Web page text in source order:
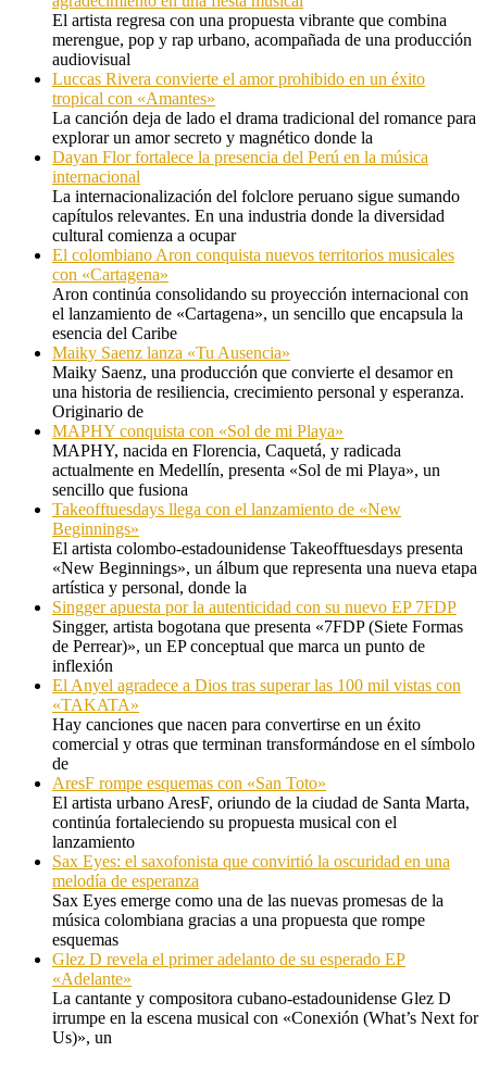
El artista regresa con una propuesta vibrante que combina
merengue, pop y rap urbano, acompañada de una producción
audiovisual
Luccas Rivera convierte el amor prohibido en un éxito
tropical con «Amantes»
La canción deja de lado el drama tradicional del romance para
explorar un amor secreto y magnético donde la
Dayan Flor fortalece la presencia del Perú en la música
internacional
La internacionalización del folclore peruano sigue sumando
capítulos relevantes. En una industria donde la diversidad
cultural comienza a ocupar
El colombiano Aron conquista nuevos territorios musicales
con «Cartagena»
Aron continúa consolidando su proyección internacional con
el lanzamiento de «Cartagena», un sencillo que encapsula la
esencia del Caribe
Maiky Saenz lanza «Tu Ausencia»
Maiky Saenz, una producción que convierte el desamor en
una historia de resiliencia, crecimiento personal y esperanza.
Originario de
MAPHY conquista con «Sol de mi Playa»
MAPHY, nacida en Florencia, Caquetá, y radicada
actualmente en Medellín, presenta «Sol de mi Playa», un
sencillo que fusiona
Takeofftuesdays llega con el lanzamiento de «New
Beginnings»
El artista colombo-estadounidense Takeofftuesdays presenta
«New Beginnings», un álbum que representa una nueva etapa
artística y personal, donde la
Singger apuesta por la autenticidad con su nuevo EP 7FDP
Singger, artista bogotana que presenta «7FDP (Siete Formas
de Perrear)», un EP conceptual que marca un punto de
inflexión
El Anyel agradece a Dios tras superar las 100 mil vistas con
«TAKATA»
Hay canciones que nacen para convertirse en un éxito
comercial y otras que terminan transformándose en el símbolo
de
AresF rompe esquemas con «San Toto»
El artista urbano AresF, oriundo de la ciudad de Santa Marta,
continúa fortaleciendo su propuesta musical con el
lanzamiento
Sax Eyes: el saxofonista que convirtió la oscuridad en una
melodía de esperanza
Sax Eyes emerge como una de las nuevas promesas de la
música colombiana gracias a una propuesta que rompe
esquemas
Glez D revela el primer adelanto de su esperado EP
«Adelante»
La cantante y compositora cubano-estadounidense Glez D
irrumpe en la escena musical con «Conexión (What’s Next for
Us)», un